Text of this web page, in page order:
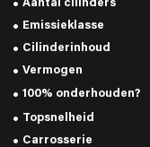
Aantal cilinders
Emissieklasse
Cilinderinhoud
Vermogen
100% onderhouden?
Topsnelheid
Carrosserie